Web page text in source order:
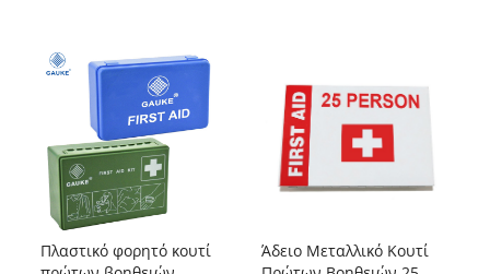
Πλαστικό φορητό κουτί
Άδειο Μεταλλικό Κουτί